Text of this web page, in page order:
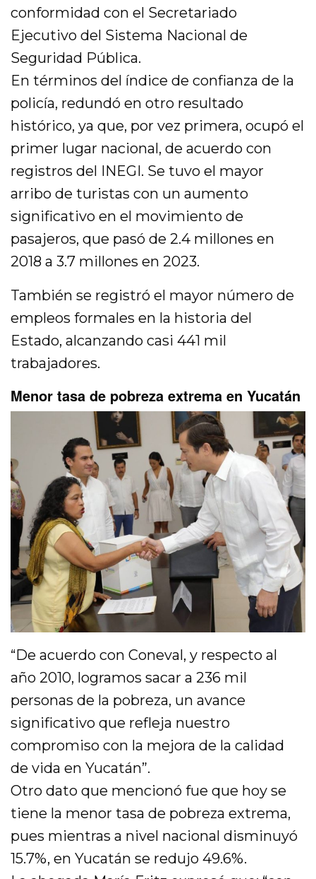
conformidad con el Secretariado
Ejecutivo del Sistema Nacional de
Seguridad Pública.
En términos del índice de confianza de la
policía, redundó en otro resultado
histórico, ya que, por vez primera, ocupó el
primer lugar nacional, de acuerdo con
registros del INEGI. Se tuvo el mayor
arribo de turistas con un aumento
significativo en el movimiento de
pasajeros, que pasó de 2.4 millones en
2018 a 3.7 millones en 2023.
También se registró el mayor número de
empleos formales en la historia del
Estado, alcanzando casi 441 mil
trabajadores.
Menor tasa de pobreza extrema en Yucatán
“De acuerdo con Coneval, y respecto al
año 2010, logramos sacar a 236 mil
personas de la pobreza, un avance
significativo que refleja nuestro
compromiso con la mejora de la calidad
de vida en Yucatán”.
Otro dato que mencionó fue que hoy se
tiene la menor tasa de pobreza extrema,
pues mientras a nivel nacional disminuyó
15.7%, en Yucatán se redujo 49.6%.